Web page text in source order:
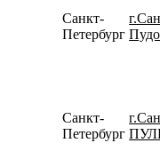
Санкт-
Петербург
Санкт-
Петербург